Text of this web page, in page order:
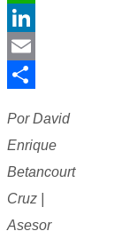
WhatsApp
LinkedIn
Email
Por David
Enrique
Betancourt
Cruz |
Asesor